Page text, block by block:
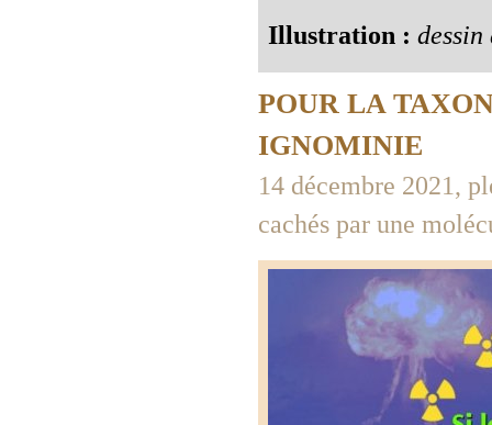
Illustration : dessin
POUR LA
IGNOMINIE
14 décembre 2021,
cachés par une